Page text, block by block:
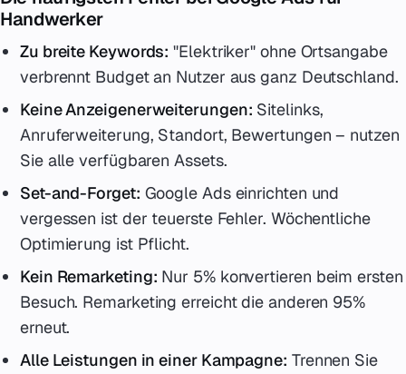
Handwerker
Zu breite Keywords: "Elektriker" ohne Ortsangabe
verbrennt Budget an Nutzer aus ganz Deutschland.
Keine Anzeigenerweiterungen: Sitelinks,
Anruferweiterung, Standort, Bewertungen – nutzen
Sie alle verfügbaren Assets.
Set-and-Forget: Google Ads einrichten und
vergessen ist der teuerste Fehler. Wöchentliche
Optimierung ist Pflicht.
Kein Remarketing: Nur 5% konvertieren beim ersten
Besuch. Remarketing erreicht die anderen 95%
erneut.
Alle Leistungen in einer Kampagne: Trennen Sie